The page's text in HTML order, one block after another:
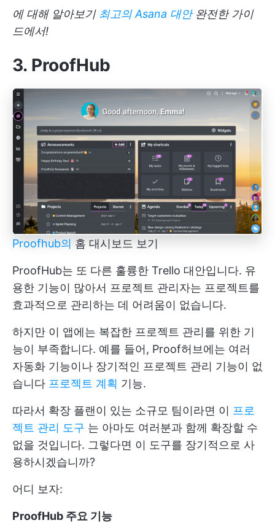
에 대해 알아보기 최고의 Asana 대안 완전한 가이
드에서!
3. ProofHub
Proofhub의 홈 대시보드 보기
ProofHub는 또 다른 훌륭한 Trello 대안입니다. 유
용한 기능이 많아서 프로젝트 관리자는 프로젝트를
효과적으로 관리하는 데 어려움이 없습니다.
하지만 이 앱에는 복잡한 프로젝트 관리를 위한 기
능이 부족합니다. 예를 들어, Proof허브에는 여러
자동화 기능이나 장기적인 프로젝트 관리 기능이 없
습니다 프로젝트 계획 기능.
따라서 확장 플랜이 있는 소규모 팀이라면 이 프로
젝트 관리 도구 는 아마도 여러분과 함께 확장할 수
없을 것입니다. 그렇다면 이 도구를 장기적으로 사
용하시겠습니까?
어디 보자:
ProofHub 주요 기능